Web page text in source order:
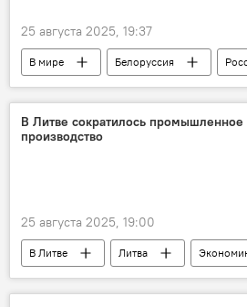
25 августа 2025, 19:37
В мире Белоруссия
Александр Лукашенко
Политика
Общество
народ
двусторонние отношения
В Литве сократилось промышленное
производство
25 августа 2025, 19:00
В Литве Литва
экономика
промышленность